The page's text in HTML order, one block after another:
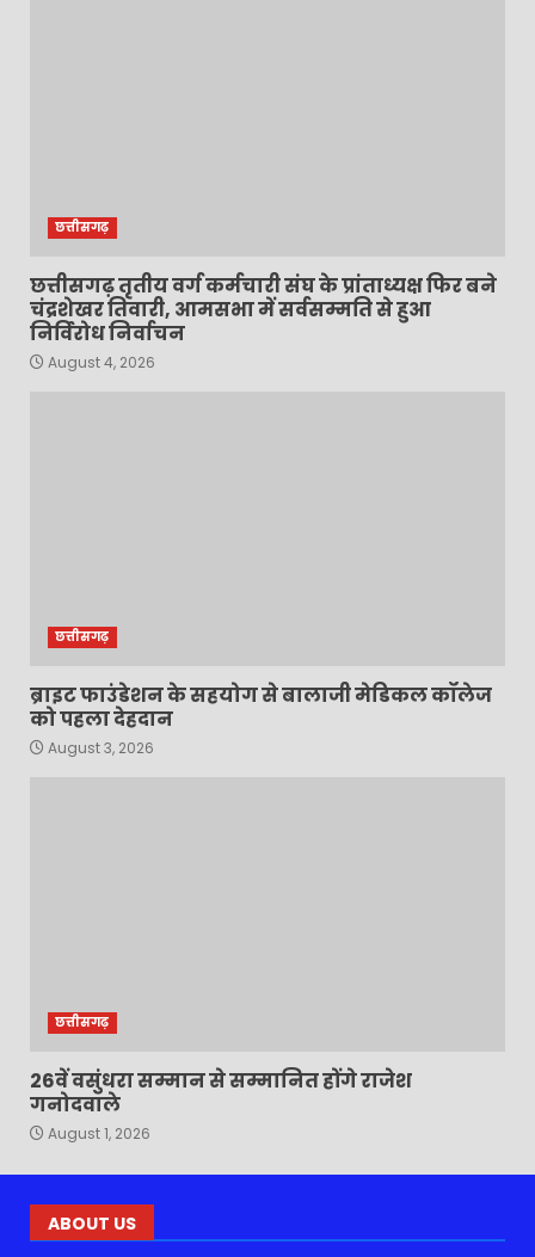
छत्तीसगढ़
छत्तीसगढ़ तृतीय वर्ग कर्मचारी संघ के प्रांताध्यक्ष फिर बने
चंद्रशेखर तिवारी, आमसभा में सर्वसम्मति से हुआ
निर्विरोध निर्वाचन
August 4, 2026
छत्तीसगढ़
ब्राइट फाउंडेशन के सहयोग से बालाजी मेडिकल कॉलेज
को पहला देहदान
August 3, 2026
छत्तीसगढ़
26वें वसुंधरा सम्मान से सम्मानित होंगे राजेश
गनोदवाले
August 1, 2026
ABOUT US